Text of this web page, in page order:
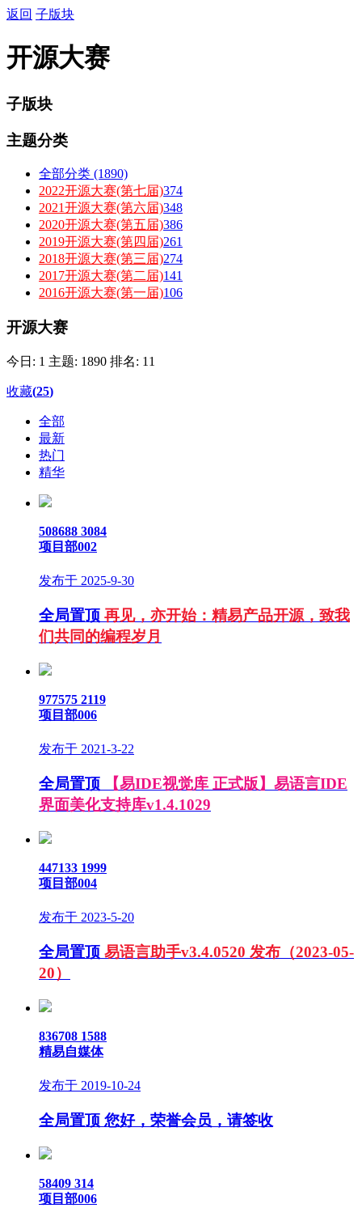
返回 子版块
开源大赛
子版块
主题分类
全部分类 (1890)
2022开源大赛(第七届)374
2021开源大赛(第六届)348
2020开源大赛(第五届)386
2019开源大赛(第四届)261
2018开源大赛(第三届)274
2017开源大赛(第二届)141
2016开源大赛(第一届)106
开源大赛
今日: 1 主题: 1890 排名: 11
收藏(25)
全部
最新
热门
精华
508688 3084
项目部002
发布于 2025-9-30
全局置顶 再见，亦开始：精易产品开源，致我
们共同的编程岁月
977575 2119
项目部006
发布于 2021-3-22
全局置顶
【易IDE视觉库 正式版】易语言IDE
界面美化支持库v1.4.1029
447133 1999
项目部004
发布于 2023-5-20
全局置顶 易语言助手v3.4.0520 发布（2023-05-
20）
836708 1588
精易自媒体
发布于 2019-10-24
全局置顶 您好，荣誉会员，请签收
58409 314
项目部006